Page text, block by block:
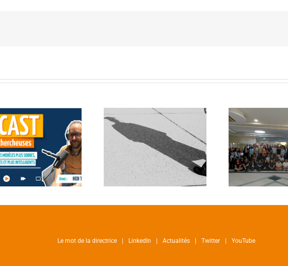
Le mot de la directrice LinkedIn Actualités Twitter YouTube